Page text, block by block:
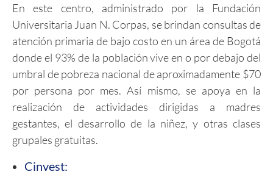
En este centro, administrado por la Fundación
Universitaria Juan N. Corpas, se brindan consultas de
atención primaria de bajo costo en un área de Bogotá
donde el 93% de la población vive en o por debajo del
umbral de pobreza nacional de aproximadamente $70
por persona por mes. Así mismo, se apoya en la
realización de actividades dirigidas a madres
gestantes, el desarrollo de la niñez, y otras clases
grupales gratuitas.
Cinvest: